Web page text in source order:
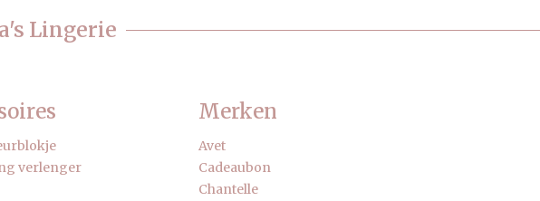
Lingerie
verlenger
Merken
Avet
Cadeaubon
Chantelle